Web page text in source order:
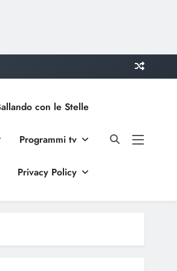
con le Stelle
Programmi tv
Privacy Policy